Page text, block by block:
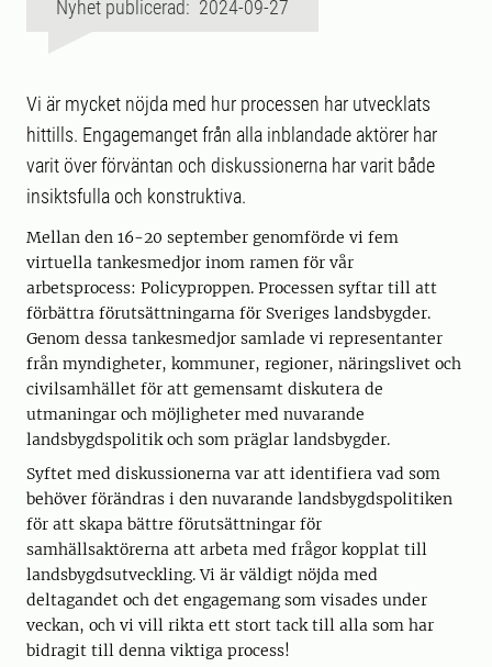
Nyhet publicerad: 2024-09-27
Vi är mycket nöjda med hur processen har utvecklats
hittills. Engagemanget från alla inblandade aktörer har
varit över förväntan och diskussionerna har varit både
insiktsfulla och konstruktiva.
Mellan den 16-20 september genomförde vi fem
virtuella tankesmedjor inom ramen för vår
arbetsprocess: Policyproppen. Processen syftar till att
förbättra förutsättningarna för Sveriges landsbygder.
Genom dessa tankesmedjor samlade vi representanter
från myndigheter, kommuner, regioner, näringslivet och
civilsamhället för att gemensamt diskutera de
utmaningar och möjligheter med nuvarande
landsbygdspolitik och som präglar landsbygder.
Syftet med diskussionerna var att identifiera vad som
behöver förändras i den nuvarande landsbygdspolitiken
för att skapa bättre förutsättningar för
samhällsaktörerna att arbeta med frågor kopplat till
landsbygdsutveckling. Vi är väldigt nöjda med
deltagandet och det engagemang som visades under
veckan, och vi vill rikta ett stort tack till alla som har
bidragit till denna viktiga process!